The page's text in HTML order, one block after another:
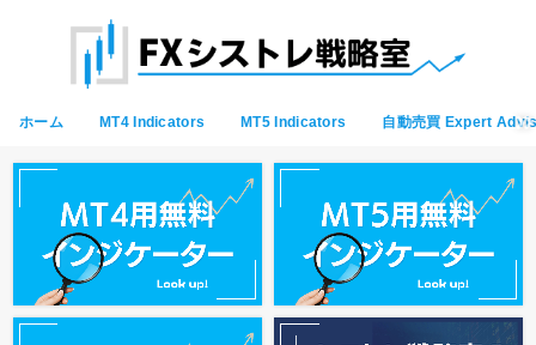
ホーム MT4 Indicators MT5 Indicators 自動売買 Expert